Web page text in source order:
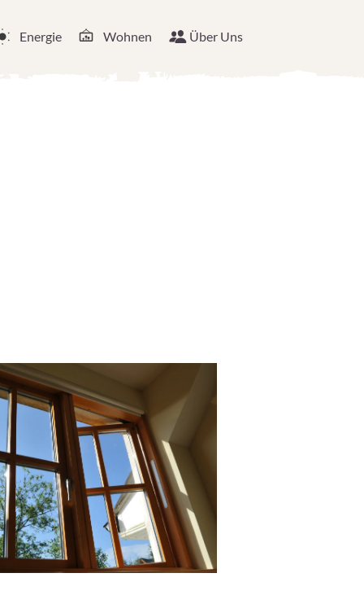
Energie Wohnen Über Uns